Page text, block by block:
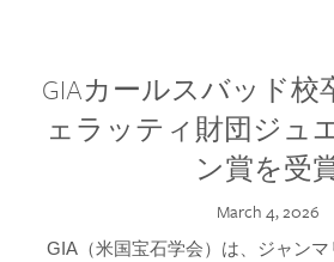
GIAカールスバッド校
ェラッティ財団ジュ
ン賞を受
March 4, 2026
GIA（米国宝石学会）は、ジャン